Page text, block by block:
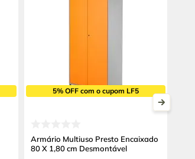
5% OFF com o cupom LF5
Armário Multiuso Presto Encaixado
80 X 1,80 cm Desmontável